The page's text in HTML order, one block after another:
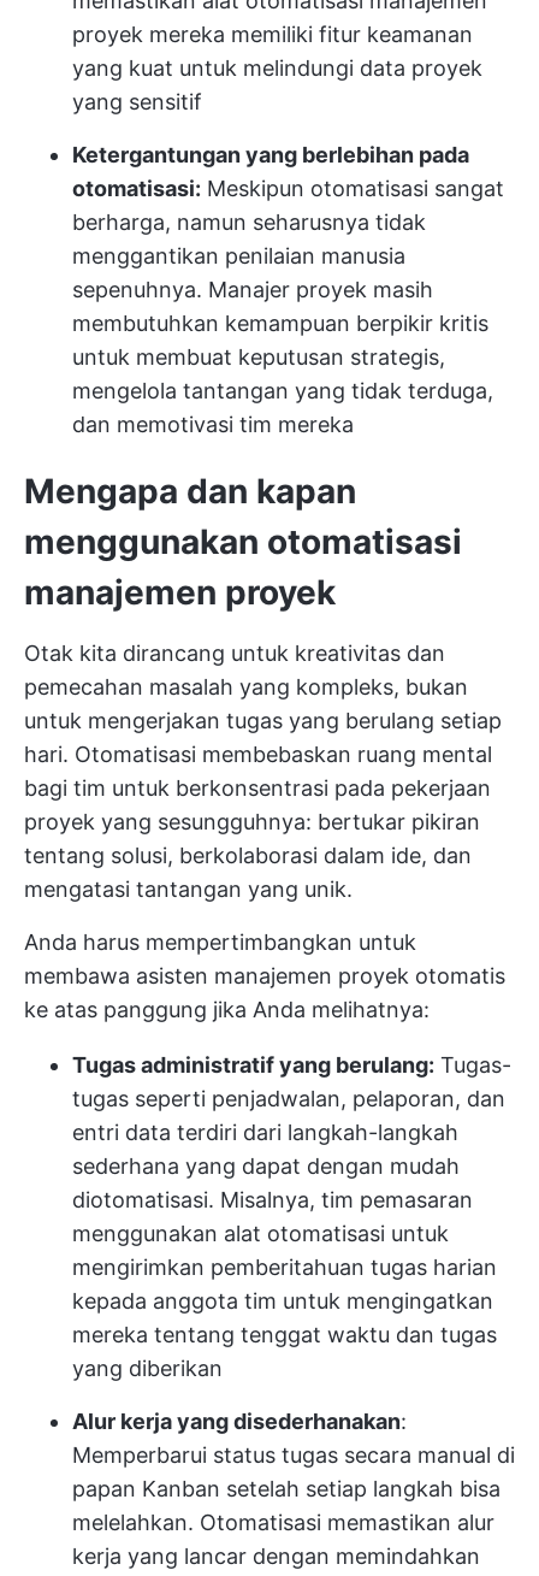
proyek mereka memiliki fitur keamanan
yang kuat untuk melindungi data proyek
yang sensitif
Ketergantungan yang berlebihan pada
otomatisasi: Meskipun otomatisasi sangat
berharga, namun seharusnya tidak
menggantikan penilaian manusia
sepenuhnya. Manajer proyek masih
membutuhkan kemampuan berpikir kritis
untuk membuat keputusan strategis,
mengelola tantangan yang tidak terduga,
dan memotivasi tim mereka
Mengapa dan kapan
menggunakan otomatisasi
manajemen proyek
Otak kita dirancang untuk kreativitas dan
pemecahan masalah yang kompleks, bukan
untuk mengerjakan tugas yang berulang setiap
hari. Otomatisasi membebaskan ruang mental
bagi tim untuk berkonsentrasi pada pekerjaan
proyek yang sesungguhnya: bertukar pikiran
tentang solusi, berkolaborasi dalam ide, dan
mengatasi tantangan yang unik.
Anda harus mempertimbangkan untuk
membawa asisten manajemen proyek otomatis
ke atas panggung jika Anda melihatnya:
Tugas administratif yang berulang: Tugas-
tugas seperti penjadwalan, pelaporan, dan
entri data terdiri dari langkah-langkah
sederhana yang dapat dengan mudah
diotomatisasi. Misalnya, tim pemasaran
menggunakan alat otomatisasi untuk
mengirimkan pemberitahuan tugas harian
kepada anggota tim untuk mengingatkan
mereka tentang tenggat waktu dan tugas
yang diberikan
Alur kerja yang disederhanakan:
Memperbarui status tugas secara manual di
papan Kanban setelah setiap langkah bisa
melelahkan. Otomatisasi memastikan alur
kerja yang lancar dengan memindahkan